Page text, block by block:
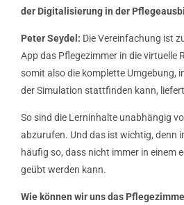
der Digitalisierung in der
Peter Seydel: Die Vereinfachung ist
App das Pflegezimmer in die virtuelle
somit also die komplette Umgebung,
der Simulation stattfinden kann,
So sind die Lerninhalte unabhängig
abzurufen. Und das ist wichtig, denn
häufig so, dass nicht immer in einem
geübt werden kann.
Wie können wir uns das